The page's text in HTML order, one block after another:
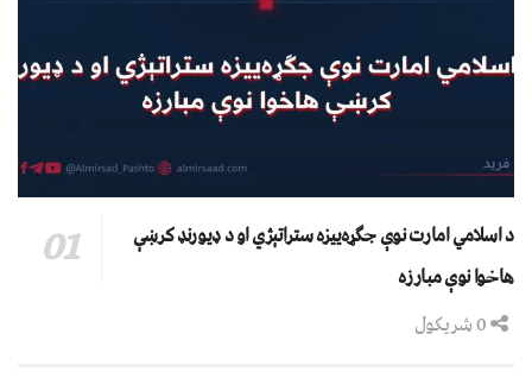
د اسلامي امارت نوې جګړه‌ییزه ستراتېژي او د ډیورنډ کرښې
هاخوا نوې مبارزه